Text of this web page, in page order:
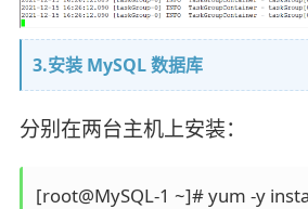
3.安装 MySQL 数据库
分别在两台主机上安装：
[root@MySQL-1 ~]# yum -y